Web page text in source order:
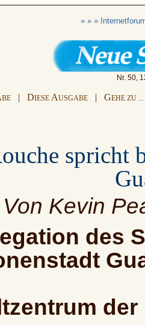
» » »
Nr. 50,
| DIESE AUSGABE | GEHE ZU ...
spricht
Von Kevin
des